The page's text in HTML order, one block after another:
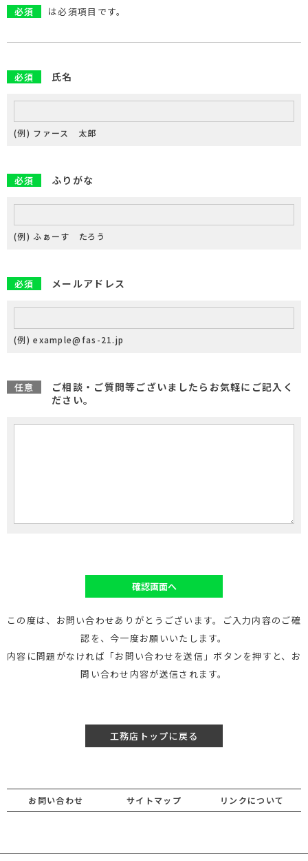
必須 は必須項目です。
必須 氏名
(例) ファース 太郎
必須 ふりがな
(例) ふぁーす たろう
必須 メールアドレス
(例) example@fas-21.jp
任意
ご相談・ご質問等ございましたらお気軽にご記入く
ださい。
確認画面へ
この度は、お問い合わせありがとうございます。ご入力内容のご確
認を、今一度お願いいたします。
内容に問題がなければ「お問い合わせを送信」ボタンを押すと、お
問い合わせ内容が送信されます。
工務店トップに戻る
お問い合わせ サイトマップ リンクについて